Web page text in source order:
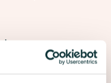
van
een tweede